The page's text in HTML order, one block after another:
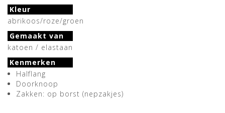
Kleur
abrikoos/roze/groen
Gemaakt van
katoen / elastaan
Kenmerken
Halflang
Doorknoop
Zakken: op borst (nepzakjes)